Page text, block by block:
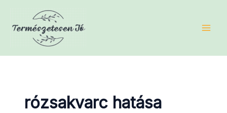
content
rózsakvarc hatása